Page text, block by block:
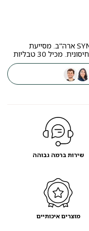
פרוביוטיקה מעולה לכלבים מבית SYNERGY ארה"ב. מסייעת
30 טבליות
שירות ברמה גבוהה
מוצרים איכותיים